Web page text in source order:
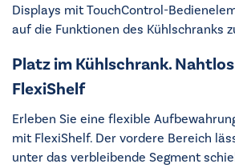
Displays mit TouchControl-
auf die Funktionen des Kühlschranks
Platz im Kühlschrank.
FlexiShelf
Erleben Sie eine flexible
mit FlexiShelf. Der vordere Bereich
unter das verbleibende Segment